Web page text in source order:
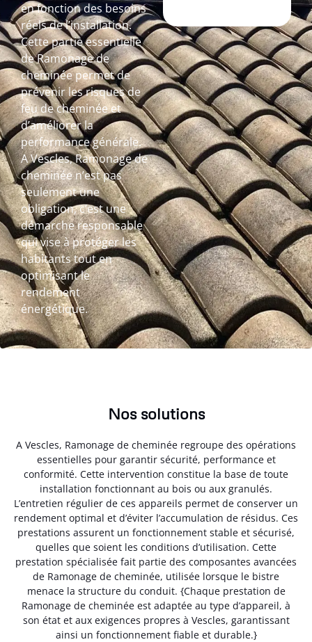
en fonction des besoins
réels de l’installation.
Cette partie essentielle
de Ramonage de
cheminée permet de
prévenir les risques de
feu de cheminée et
d’améliorer la
performance générale.
A Vescles, Ramonage de
cheminée n’est pas
seulement une
obligation, c’est une
démarche responsable
qui vise à protéger les
habitants tout en
optimisant le
rendement
énergétique.
Nos solutions
A Vescles, Ramonage de cheminée regroupe des opérations
essentielles pour garantir sécurité, performance et
conformité. Cette intervention constitue la base de toute
installation fonctionnant au bois ou aux granulés.
L’entretien régulier de ces appareils permet de conserver un
rendement optimal et d’éviter l’accumulation de résidus. Ces
prestations assurent un fonctionnement stable et sécurisé,
quelles que soient les conditions d’utilisation. Cette
prestation spécialisée fait partie des composantes avancées
de Ramonage de cheminée, utilisée lorsque le bistre
menace la structure du conduit. {Chaque prestation de
Ramonage de cheminée est adaptée au type d’appareil, à
son état et aux exigences propres à Vescles, garantissant
ainsi un fonctionnement fiable et durable.}